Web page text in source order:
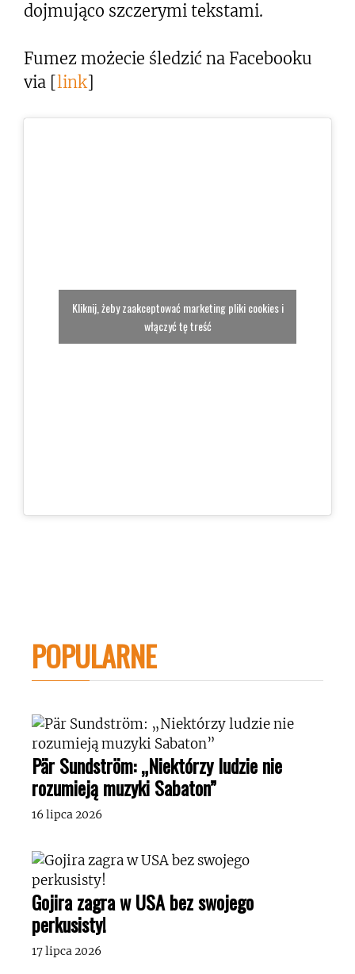
dojmująco szczerymi tekstami.
Fumez możecie śledzić na Facebooku
via [link]
Kliknij, żeby zaakceptować marketing pliki cookies i
włączyć tę treść
POPULARNE
Pär Sundström: „Niektórzy ludzie nie
rozumieją muzyki Sabaton”
16 lipca 2026
Gojira zagra w USA bez swojego
perkusisty!
17 lipca 2026